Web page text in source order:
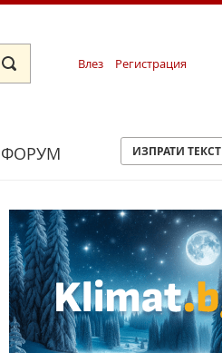
Влез Регистрация
ФОРУМ ИЗПРАТИ ТЕКСТ